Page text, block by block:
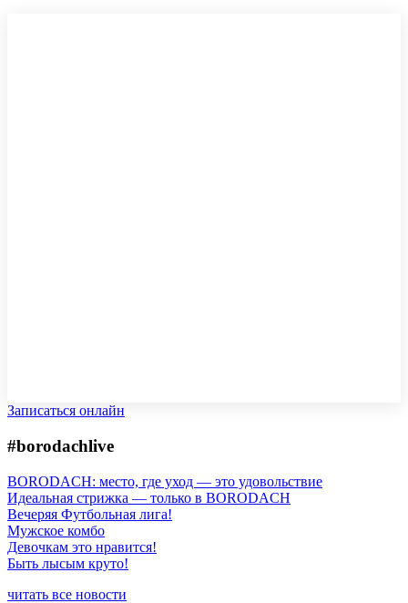
Записаться онлайн
#borodachlive
BORODACH: место, где уход — это удовольствие
Идеальная стрижка — только в BORODACH
Вечеряя Футбольная лига!
Мужское комбо
Девочкам это нравится!
Быть лысым круто!
читать все новости